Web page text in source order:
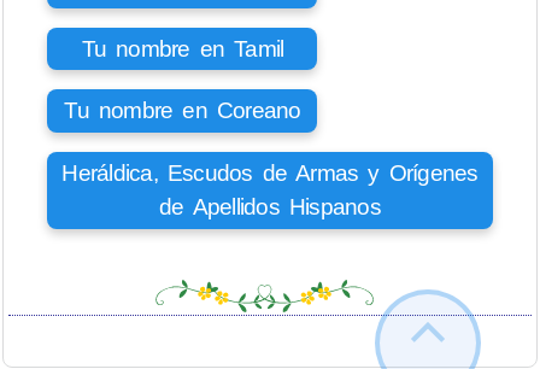
Tu nombre en Tamil
Tu nombre en Coreano
Heráldica, Escudos de Armas y Orígenes
de Apellidos Hispanos